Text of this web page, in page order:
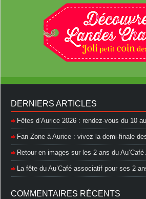
DERNIERS ARTICLES
Fêtes d’Aurice 2026 : rendez-vous du 10
Fan Zone à Aurice : vivez la demi-finale
Retour en images sur les 2 ans du
La fête du Au’Café associatif pour ses 2
COMMENTAIRES RÉCENTS